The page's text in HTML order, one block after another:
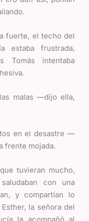
fuerte, el techo del
estaba frustrada,
Tomás intentaba
malas —dijo ella,
en el desastre —
frente mojada.
tuvieran mucho,
con una
y compartían lo
la señora del